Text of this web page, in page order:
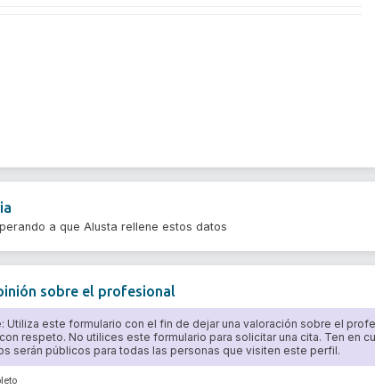
a que Alusta rellene estos datos
sobre el profesional
Utiliza este formulario con el fin de dejar una valoración sobre el
respeto. No utilices este formulario para solicitar una cita. Ten en
serán públicos para todas las personas que visiten este perfil.